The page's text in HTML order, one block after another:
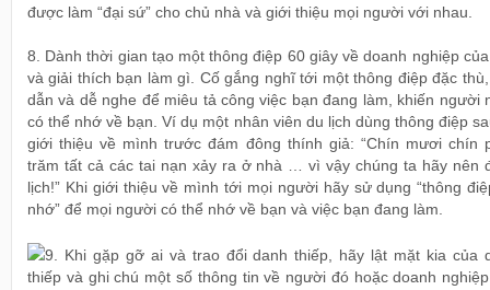
được làm “đại sứ” cho chủ nhà và giới thiệu mọi người với nhau.
8. Dành thời gian tạo một thông điệp 60 giây về doanh nghiệp
và giải thích bạn làm gì. Cố gắng nghĩ tới một thông điệp đặc
dẫn và dễ nghe để miêu tả công việc bạn đang làm, khiến người
có thể nhớ về bạn. Ví dụ một nhân viên du lịch dùng thông điệp
giới thiệu về mình trước đám đông thính giả: “Chín mươi chín
trăm tất cả các tai nạn xảy ra ở nhà … vì vậy chúng ta hãy nên
lịch!” Khi giới thiệu về mình tới mọi người hãy sử dụng “thông
nhớ” để mọi người có thể nhớ về bạn và việc bạn đang làm.
9. Khi gặp gỡ ai và trao đổi danh thiếp, hãy lật mặt kia của
thiếp và ghi chú một số thông tin về người đó hoặc doanh